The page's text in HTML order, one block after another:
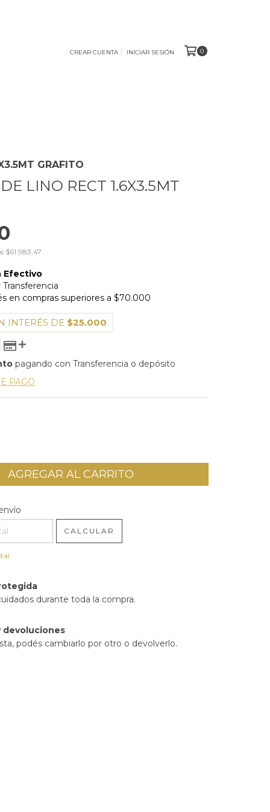
CREAR CUENTA INICIAR SESIÓN 0
GRAFITO
LINO RECT 1.6X3.5MT
$61.983,47
INTERÉS DE $25.000
pagando con Transferencia o depósito
PAGO
CP:
CALCULAR
durante toda la compra.
devoluciones
podés cambiarlo por otro o devolverlo.